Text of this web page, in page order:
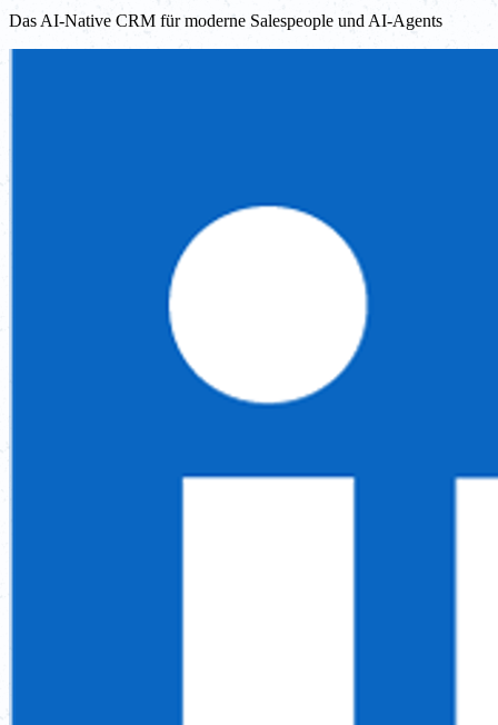
Das AI-Native CRM für moderne Salespeople und AI-Agents